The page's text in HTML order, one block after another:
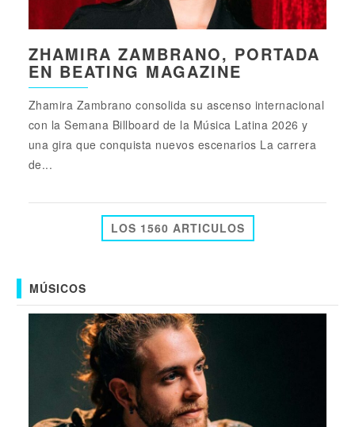
ZHAMIRA ZAMBRANO, PORTADA
EN BEATING MAGAZINE
Zhamira Zambrano consolida su ascenso internacional
con la Semana Billboard de la Música Latina 2026 y
una gira que conquista nuevos escenarios La carrera
de...
LOS 1560 ARTICULOS
MÚSICOS